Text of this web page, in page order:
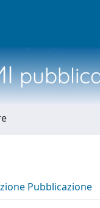
Pubblicazione